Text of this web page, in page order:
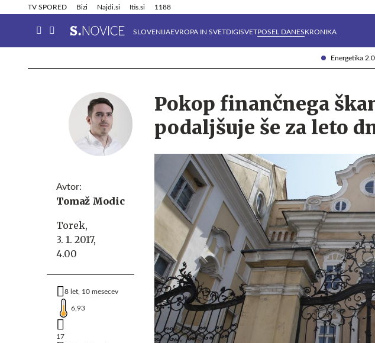
Energetika 2.0
TV SPORED Bizi Najdi.si Itis.si 1188
SLOVENIJAEVROPA IN SVETDIGISVETPOSEL DANESKRONIKA
Info in obvestila Tehnik
Avtor:
Tomaž Modic
Torek,
3. 1. 2017,
4.00
8 let, 10 mesecev
6,93
17
Pokop finančnega
podaljšuje še za leto